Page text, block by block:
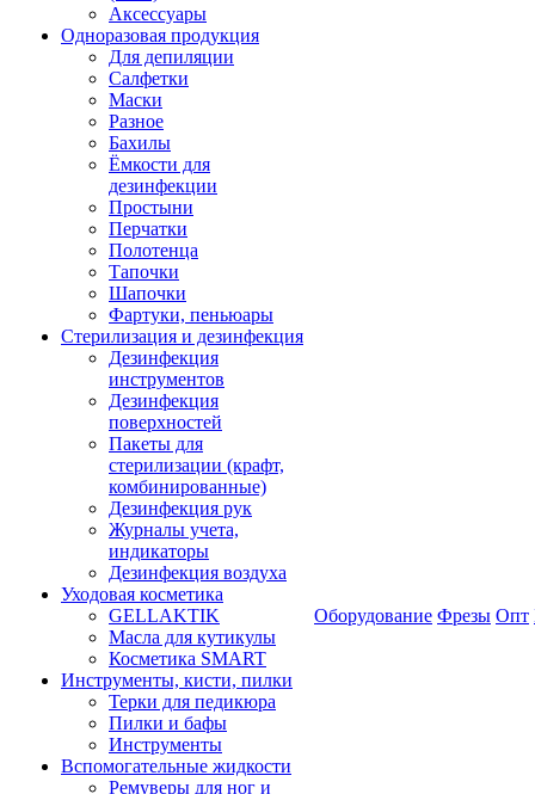
Аксессуары
Одноразовая продукция
Для депиляции
Салфетки
Маски
Разное
Бахилы
Ёмкости для
дезинфекции
Простыни
Перчатки
Полотенца
Тапочки
Шапочки
Фартуки, пеньюары
Стерилизация и дезинфекция
Дезинфекция
инструментов
Дезинфекция
поверхностей
Пакеты для
стерилизации (крафт,
комбинированные)
Дезинфекция рук
Журналы учета,
индикаторы
Дезинфекция воздуха
Уходовая косметика
GELLAKTIK
Масла для кутикулы
Косметика SMART
Инструменты, кисти, пилки
Терки для педикюра
Пилки и бафы
Инструменты
Вспомогательные жидкости
Ремуверы для ног и
Оборудование Фрезы Опт